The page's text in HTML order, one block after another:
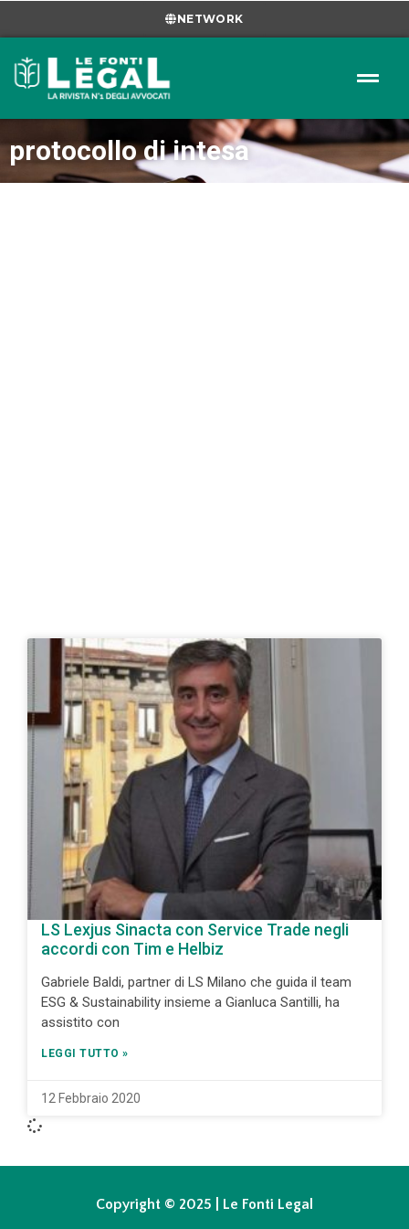
NETWORK
protocollo di intesa
LS Lexjus Sinacta con Service Trade negli
accordi con Tim e Helbiz
Gabriele Baldi, partner di LS Milano che guida il team
ESG & Sustainability insieme a Gianluca Santilli, ha
assistito con
LEGGI TUTTO »
12 Febbraio 2020
Copyright © 2025 | Le Fonti Legal